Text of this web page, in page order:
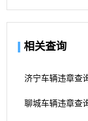
相关查询
济宁车辆违章查
聊城车辆违章查